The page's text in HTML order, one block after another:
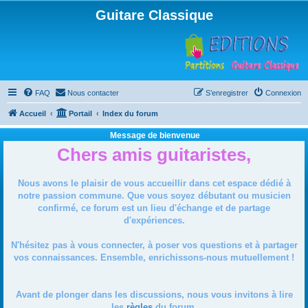
Guitare Classique
FAQ Nous contacter Connexion
S’enregistrer
Accueil Portail Index du forum
Message de bienvenue
Chers amis guitaristes,
Nous avons le plaisir de vous accueillir dans cet espace dédié à
notre passion commune. Que vous soyez débutant ou musicien
confirmé, ce forum est un lieu d'échange et de partage
d'expériences.
N'hésitez pas à vous connecter, à poser vos questions et à partager
vos connaissances. Ensemble, enrichissons-nous mutuellement !
Avant de plonger dans les discussions, nous vous invitons à lire